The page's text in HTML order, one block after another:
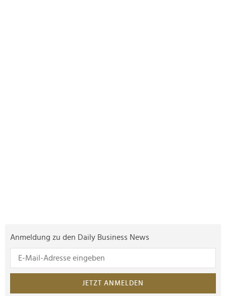
Anmeldung zu den Daily Business News
JETZT ANMELDEN